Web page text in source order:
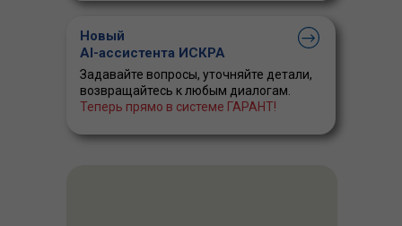
Новый
AI-ассистента ИСКРА
Задавайте вопросы, уточняйте детали,
возвращайтесь к любым диалогам.
Теперь прямо в системе ГАРАНТ!